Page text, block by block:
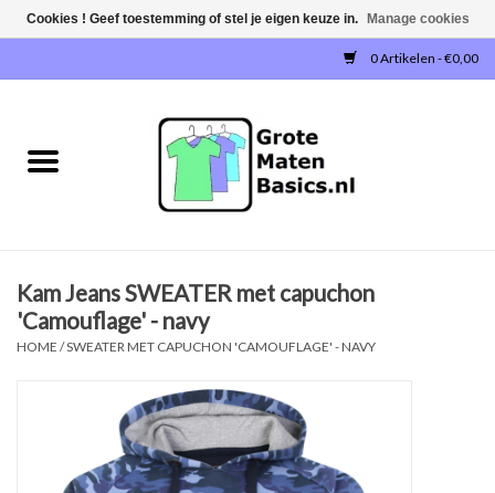
0 Artikelen - €0,00
NIEUW!
SWEATERS / SWEATVESTEN
POLOSHIRTS
JOGGINGBROEKEN
SINGLETS
Kam Jeans SWEATER met capuchon
'Camouflage' - navy
HOME /SWEATER MET CAPUCHON 'CAMOUFLAGE' - NAVY
Cookies ! Geef toestemming of stel je eigen keuze in. Manage cookies